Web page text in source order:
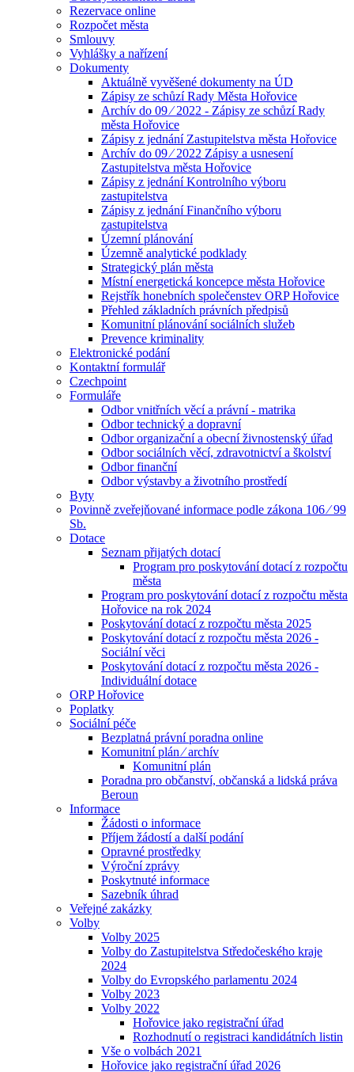
Rezervace online
Rozpočet města
Smlouvy
Vyhlášky a nařízení
Dokumenty
Aktuálně vyvěšené dokumenty na ÚD
Zápisy ze schůzí Rady Města Hořovice
Archív do 09 ⁄ 2022 - Zápisy ze schůzí Rady
města Hořovice
Zápisy z jednání Zastupitelstva města Hořovice
Archív do 09 ⁄ 2022 Zápisy a usnesení
Zastupitelstva města Hořovice
Zápisy z jednání Kontrolního výboru
zastupitelstva
Zápisy z jednání Finančního výboru
zastupitelstva
Územní plánování
Územně analytické podklady
Strategický plán města
Místní energetická koncepce města Hořovice
Rejstřík honebních společenstev ORP Hořovice
Přehled základních právních předpisů
Komunitní plánování sociálních služeb
Prevence kriminality
Elektronické podání
Kontaktní formulář
Czechpoint
Formuláře
Odbor vnitřních věcí a právní - matrika
Odbor technický a dopravní
Odbor organizační a obecní živnostenský úřad
Odbor sociálních věcí, zdravotnictví a školství
Odbor finanční
Odbor výstavby a životního prostředí
Byty
Povinně zveřejňované informace podle zákona 106 ⁄ 99
Sb.
Dotace
Seznam přijatých dotací
Program pro poskytování dotací z rozpočtu
města
Program pro poskytování dotací z rozpočtu města
Hořovice na rok 2024
Poskytování dotací z rozpočtu města 2025
Poskytování dotací z rozpočtu města 2026 -
Sociální věci
Poskytování dotací z rozpočtu města 2026 -
Individuální dotace
ORP Hořovice
Poplatky
Sociální péče
Bezplatná právní poradna online
Komunitní plán ⁄ archív
Komunitní plán
Poradna pro občanství, občanská a lidská práva
Beroun
Informace
Žádosti o informace
Příjem žádostí a další podání
Opravné prostředky
Výroční zprávy
Poskytnuté informace
Sazebník úhrad
Veřejné zakázky
Volby
Volby 2025
Volby do Zastupitelstva Středočeského kraje
2024
Volby do Evropského parlamentu 2024
Volby 2023
Volby 2022
Hořovice jako registrační úřad
Rozhodnutí o registraci kandidátních listin
Vše o volbách 2021
Hořovice jako registrační úřad 2026